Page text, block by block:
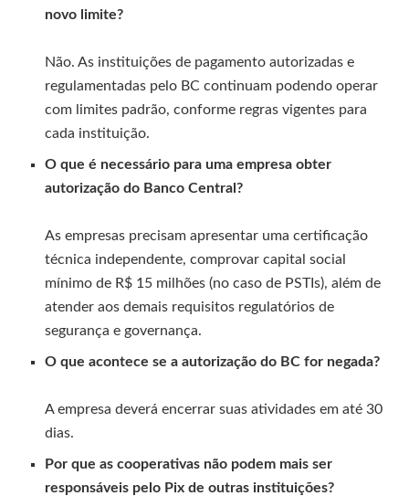
novo limite?
Não. As instituições de pagamento autorizadas e
regulamentadas pelo BC continuam podendo operar
com limites padrão, conforme regras vigentes para
cada instituição.
O que é necessário para uma empresa obter
autorização do Banco Central?
As empresas precisam apresentar uma certificação
técnica independente, comprovar capital social
mínimo de R$ 15 milhões (no caso de PSTIs), além de
atender aos demais requisitos regulatórios de
segurança e governança.
O que acontece se a autorização do BC for negada?
A empresa deverá encerrar suas atividades em até 30
dias.
Por que as cooperativas não podem mais ser
responsáveis pelo Pix de outras instituições?